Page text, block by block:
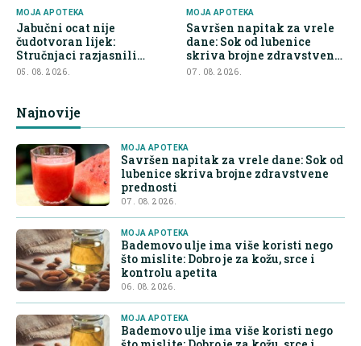
MOJA APOTEKA
Jabučni ocat nije
čudotvoran lijek:
Stručnjaci razjasnili
najveće zablude
05. 08. 2026.
MOJA APOTEKA
Savršen napitak za vrele
dane: Sok od lubenice
skriva brojne zdravstvene
prednosti
07. 08. 2026.
Najnovije
MOJA APOTEKA
Savršen napitak za vrele dane: Sok od
lubenice skriva brojne zdravstvene
prednosti
07. 08. 2026.
MOJA APOTEKA
Bademovo ulje ima više koristi nego
što mislite: Dobro je za kožu, srce i
kontrolu apetita
06. 08. 2026.
MOJA APOTEKA
Bademovo ulje ima više koristi nego